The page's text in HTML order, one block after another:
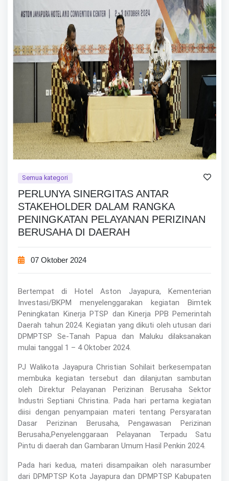
Semua kategori
PERLUNYA SINERGITAS ANTAR
STAKEHOLDER DALAM RANGKA
PENINGKATAN PELAYANAN PERIZINAN
BERUSAHA DI DAERAH
07 Oktober 2024
Bertempat di Hotel Aston Jayapura, Kementerian
Investasi/BKPM menyelenggarakan kegiatan Bimtek
Peningkatan Kinerja PTSP dan Kinerja PPB Pemerintah
Daerah tahun 2024. Kegiatan yang dikuti oleh utusan dari
DPMPTSP Se-Tanah Papua dan Maluku dilaksanakan
mulai tanggal 1 – 4 Oktober 2024.
PJ Walikota Jayapura Christian Sohilait berkesempatan
membuka kegiatan tersebut dan dilanjutan sambutan
oleh Direktur Pelayanan Perizinan Berusaha Sektor
Industri Septiani Christina. Pada hari pertama kegiatan
diisi dengan penyampaian materi tentang Persyaratan
Dasar Perizinan Berusaha, Pengawasan Perizinan
Berusaha,Penyelenggaraan Pelayanan Terpadu Satu
Pintu di daerah dan Gambaran Umum Hasil Penkin 2024.
Pada hari kedua, materi disampaikan oleh narasumber
dari DPMPTSP Kota Jayapura dan DPMPTSP Kabupaten